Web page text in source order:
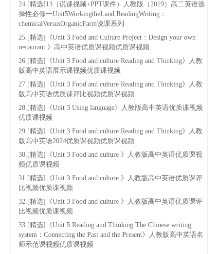
24.[精选]13（说课视频+PPT课件）人教版（2019）高二英语选
择性必修一Unit5WorkingtheLand.ReadingWriting：
chemicalVersusOrganicFarm说课系列
25.[精选]《Unit 3 Food and Culture Project：Design your own
restaurant 》高中英语优质课视频优质课视频
26.[精选]《Unit 3 Food and culture Reading and Thinking》人教
版高中英语展示课视频优质课视频
27.[精选]《Unit 3 Food and culture Reading and Thinking》人教
版高中英语优质课评比视频优质课视频
28.[精选]《Unit 3 Using language》人教版高中英语优质课视频
优质课视频
29.[精选]《Unit 3 Food and culture Reading and Thinking》人教
版高中英语2024优质课视频优质课视频
30.[精选]《Unit 3 Food and culture 》人教版高中英语优质课视
频优质课视频
31.[精选]《Unit 3 Food and culture 》人教版高中英语优质课评
比视频优质课视频
32.[精选]《Unit 3 Food and culture 》人教版高中英语优质课评
比视频优质课视频
33.[精选]《Unit 5 Reading and Thinking The Chinese writing
system：Connecting the Past and the Present》人教版高中英语名
师示范课视频优质课视频